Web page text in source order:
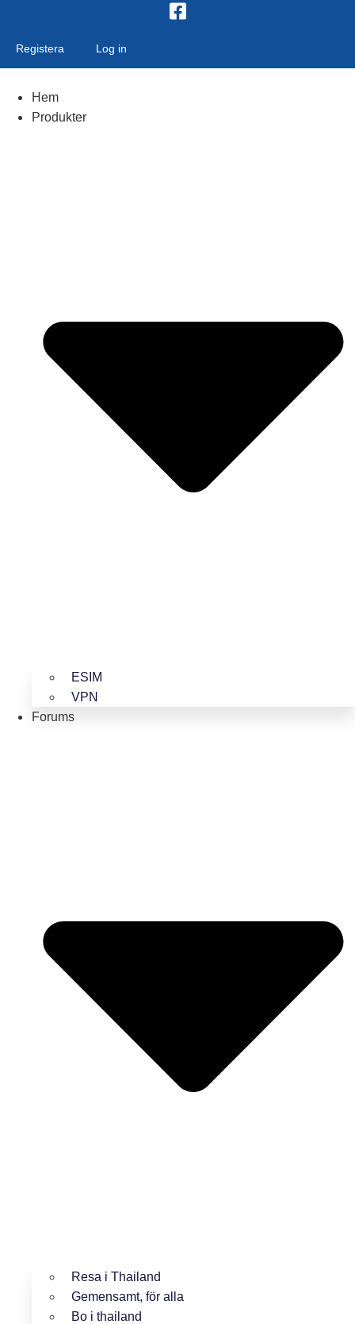
content
Registera Log in
Hem
Produkter
ESIM
VPN
Forums
Resa i Thailand
Gemensamt, för alla
Bo i thailand